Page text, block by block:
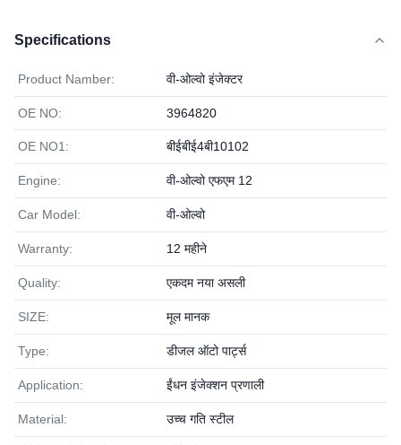
Specifications
Product Namber: वी-ओल्वो इंजेक्टर
OE NO: 3964820
OE NO1: बीईबीई4बी10102
Engine: वी-ओल्वो एफएम 12
Car Model: वी-ओल्वो
Warranty: 12 महीने
Quality: एकदम नया असली
SIZE: मूल मानक
Type: डीजल ऑटो पार्ट्स
Application: ईंधन इंजेक्शन प्रणाली
Material: उच्च गति स्टील